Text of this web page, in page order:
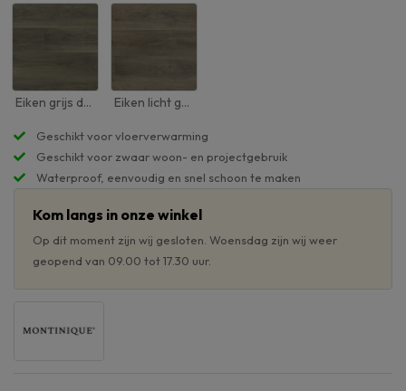
Geschikt voor vloerverwarming
Geschikt voor zwaar woon- en projectgebruik
Waterproof, eenvoudig en snel schoon te maken
Eiken grijs dubbel gerookt Eiken licht gerookt
Kom langs in onze winkel
Op dit moment zijn wij gesloten. Woensdag zijn wij weer
geopend van 09.00 tot 17.30 uur.